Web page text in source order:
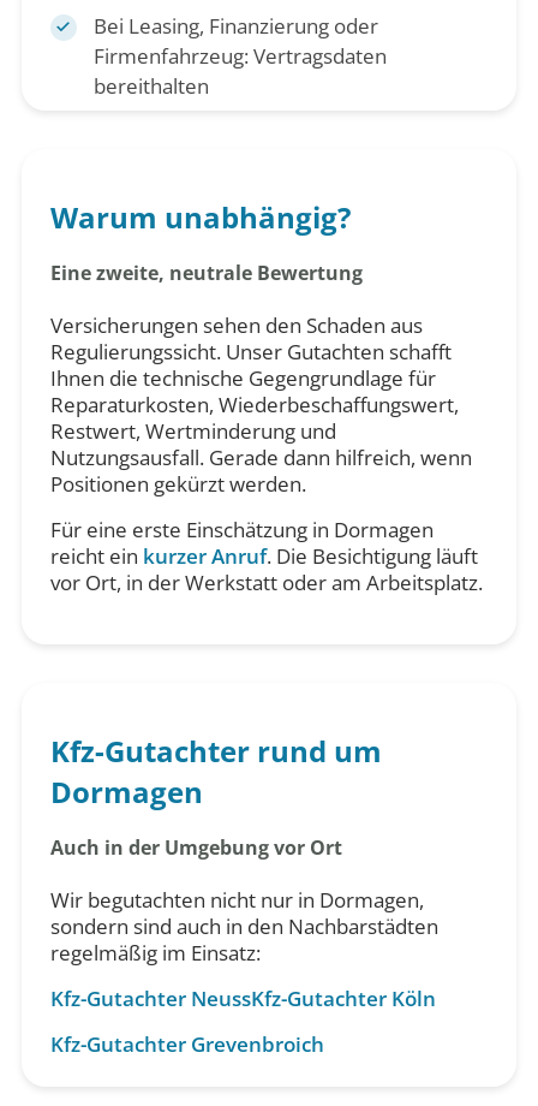
Bei Leasing, Finanzierung oder
Firmenfahrzeug: Vertragsdaten
bereithalten
Warum unabhängig?
Eine zweite, neutrale Bewertung
Versicherungen sehen den Schaden aus
Regulierungssicht. Unser Gutachten schafft
Ihnen die technische Gegengrundlage für
Reparaturkosten, Wiederbeschaffungswert,
Restwert, Wertminderung und
Nutzungsausfall. Gerade dann hilfreich, wenn
Positionen gekürzt werden.
Für eine erste Einschätzung in Dormagen
reicht ein kurzer Anruf. Die Besichtigung läuft
vor Ort, in der Werkstatt oder am Arbeitsplatz.
Kfz-Gutachter rund um
Dormagen
Auch in der Umgebung vor Ort
Wir begutachten nicht nur in Dormagen,
sondern sind auch in den Nachbarstädten
regelmäßig im Einsatz:
Kfz-Gutachter NeussKfz-Gutachter Köln
Kfz-Gutachter Grevenbroich